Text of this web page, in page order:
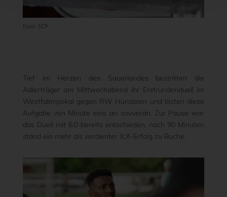
Foto: SCP
Tief im Herzen des Sauerlandes bestritten die
Adlerträger am Mittwochabend ihr Erstrundenduell im
Westfalenpokal gegen RW Hünsborn und lösten diese
Aufgabe von Minute eins an souverän. Zur Pause war
das Duell mit 6:0 bereits entschieden, nach 90 Minuten
stand ein mehr als verdienter X:X-Erfolg zu Buche.